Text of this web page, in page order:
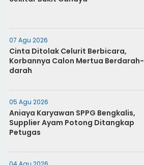
07 Agu 2026
Cinta Ditolak Celurit Berbicara,
Korbannya Calon Mertua Berdarah-
darah
05 Agu 2026
Aniaya Karyawan SPPG Bengkalis,
Supplier Ayam Potong Ditangkap
Petugas